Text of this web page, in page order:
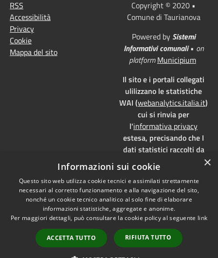
RSS
Accessibilità
Privacy
Cookie
Mappa del sito
Copyright © 2020 •
Comune di Taurianova
Powered by Sistemi
Informativi comunali• on
platform Municipium
Il sito e i portali collegati
ulilizzano le statistiche
WAI (webanalytics.italia.it)
cui si rinvia per
l'informativa privacy
estesa, precisando che I
dati statistici raccolti da
WAI vengono memorizzati
su server dedicati,
localizzati in Italia e ad uso
esclusivo della pubblica
amministrazione. WAI è
pienamente aderente alla
normativa GDPR e, grazie
all'anonimizzazione dei
dati, è
×
Informazioni sui cookie
Questo sito web utilizza cookie tecnici e assimilati strettamente
necessari al corretto funzionamento e alla navigazione del sito,
nonché un cookie tecnico analitico al solo fine di elaborare
informazioni statistiche, aggregate e anonime.
Per maggiori dettagli, può consultare la cookie policy al seguente link
ACCETTA TUTTO RIFIUTA TUTTO